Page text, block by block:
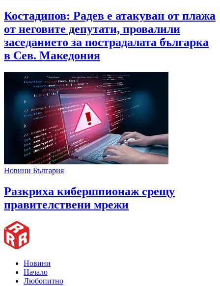
Костадинов: Радев е атакуван от плажа
от неговите депутати, провалили
заседанието за пострадалата българка
в Сев. Македония
Новини България
Разкриха кибершпионаж срещу
правителствени мрежи
Новини
Начало
Любопитно